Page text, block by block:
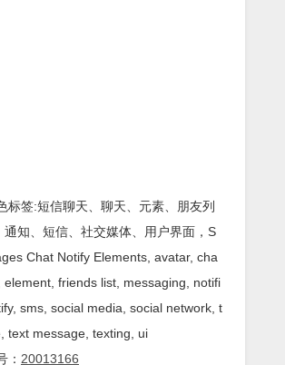
标签:短信聊天、聊天、元素、朋友列
通知、短信、社交媒体、用户界面，S
Chat Notify Elements, avatar, cha
element, friends list, messaging, notifi
sms, social media, social network, t
text message, texting, ui
： 20013166